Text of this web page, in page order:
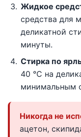
Жидкое
средства для
деликатной
минуты.
Стирка по
40 °C на
минимальным
Никогда не
ацетон,